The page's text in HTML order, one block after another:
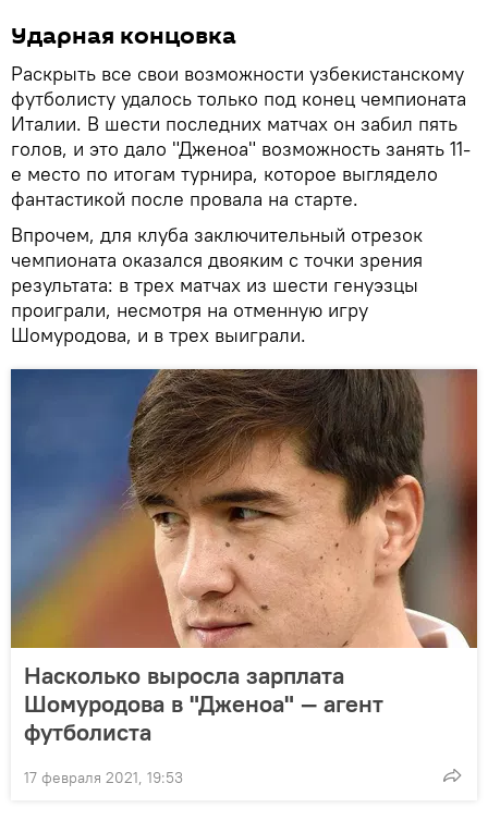
Ударная концовка
Раскрыть все свои возможности узбекистанскому
футболисту удалось только под конец чемпионата
Италии. В шести последних матчах он забил пять
голов, и это дало "Дженоа" возможность занять 11-
е место по итогам турнира, которое выглядело
фантастикой после провала на старте.
Впрочем, для клуба заключительный отрезок
чемпионата оказался двояким с точки зрения
результата: в трех матчах из шести генуэзцы
проиграли, несмотря на отменную игру
Шомуродова, и в трех выиграли.
Насколько выросла зарплата
Шомуродова в "Дженоа" — агент
футболиста
17 февраля 2021, 19:53